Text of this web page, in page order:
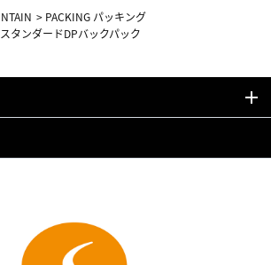
> PACKING パッキング
タンダードDPバックパック